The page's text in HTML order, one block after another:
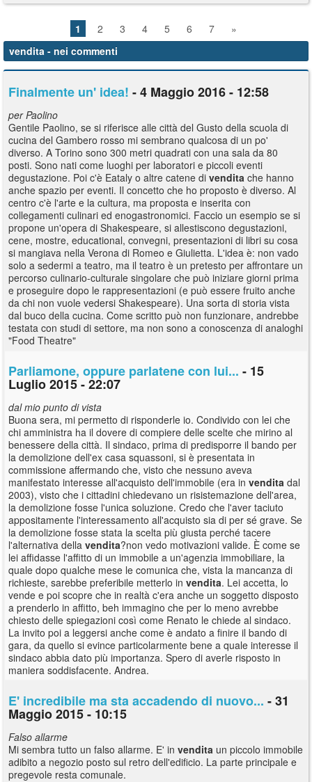
1 2 3 4 5 6 7
»
vendita - nei commenti
Finalmente un' idea! - 4 Maggio 2016 - 12:58
per Paolino
Gentile Paolino, se si riferisce alle città del Gusto della scuola di
cucina del Gambero rosso mi sembrano qualcosa di un po'
diverso. A Torino sono 300 metri quadrati con una sala da 80
posti. Sono nati come luoghi per laboratori e piccoli eventi
degustazione. Poi c'è Eataly o altre catene di vendita che hanno
anche spazio per eventi. Il concetto che ho proposto è diverso. Al
centro c'è l'arte e la cultura, ma proposta e inserita con
collegamenti culinari ed enogastronomici. Faccio un esempio se si
propone un'opera di Shakespeare, si allestiscono degustazioni,
cene, mostre, educational, convegni, presentazioni di libri su cosa
si mangiava nella Verona di Romeo e Giulietta. L'idea è: non vado
solo a sedermi a teatro, ma il teatro è un pretesto per affrontare un
percorso culinario-culturale singolare che può iniziare giorni prima
e proseguire dopo le rappresentazioni (e può essere fruito anche
da chi non vuole vedersi Shakespeare). Una sorta di storia vista
dal buco della cucina. Come scritto può non funzionare, andrebbe
testata con studi di settore, ma non sono a conoscenza di analoghi
"Food Theatre"
Parliamone, oppure parlatene con lui... - 15
Luglio 2015 - 22:07
dal mio punto di vista
Buona sera, mi permetto di risponderle io. Condivido con lei che
chi amministra ha il dovere di compiere delle scelte che mirino al
benessere della città. Il sindaco, prima di predisporre il bando per
la demolizione dell'ex casa squassoni, si è presentata in
commissione affermando che, visto che nessuno aveva
manifestato interesse all'acquisto dell'immobile (era in vendita dal
2003), visto che i cittadini chiedevano un risistemazione dell'area,
la demolizione fosse l'unica soluzione. Credo che l'aver taciuto
appositamente l'interessamento all'acquisto sia di per sé grave. Se
la demolizione fosse stata la scelta più giusta perché tacere
l'alternativa della vendita?non vedo motivazioni valide. È come se
lei affidasse l'affitto di un immobile a un'agenzia immobiliare, la
quale dopo qualche mese le comunica che, vista la mancanza di
richieste, sarebbe preferibile metterlo in vendita. Lei accetta, lo
vende e poi scopre che in realtà c'era anche un soggetto disposto
a prenderlo in affitto, beh immagino che per lo meno avrebbe
chiesto delle spiegazioni così come Renato le chiede al sindaco.
La invito poi a leggersi anche come è andato a finire il bando di
gara, da quello si evince particolarmente bene a quale interesse il
sindaco abbia dato più importanza. Spero di averle risposto in
maniera soddisfacente. Andrea.
E' incredibile ma sta accadendo di nuovo... - 31
Maggio 2015 - 10:15
Falso allarme
Mi sembra tutto un falso allarme. E' in vendita un piccolo immobile
adibito a negozio posto sul retro dell'edificio. La parte principale e
pregevole resta comunale.